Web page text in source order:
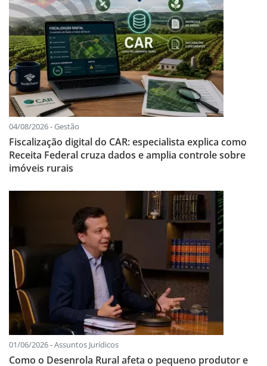
04/08/2026 - Gestão
Fiscalização digital do CAR: especialista explica como
Receita Federal cruza dados e amplia controle sobre
imóveis rurais
01/06/2026 - Assuntos Jurídicos
Como o Desenrola Rural afeta o pequeno produtor e